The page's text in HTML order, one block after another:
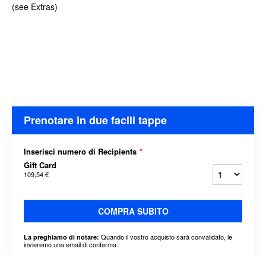
(see Extras)
Prenotare in due facili tappe
Inserisci numero di Recipients *
Gift Card
109,54 €
COMPRA SUBITO
La preghiamo di notare: Quando il vostro acquisto sarà convalidato, le
invieremo una email di conferma.